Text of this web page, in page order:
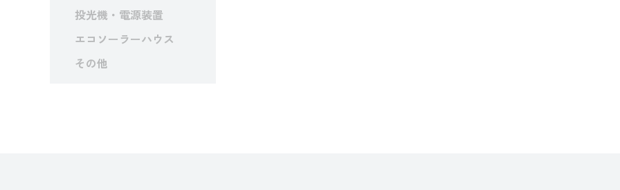
投光機・電源装置
エコソーラーハウス
その他